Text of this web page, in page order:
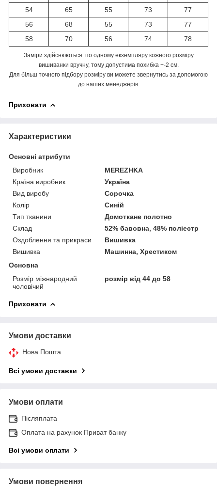
54
65 55 73
77
56
68 55 73
77
58
70 56 74 78
Заміри здійснюються по одному екземпляру кожного розміру
вишиванки вручну, тому допустима похибка +-2 см.
Для більш точного підбору розміру ви можете звернутись за допомогою
до наших менеджерів.
Приховати
Характеристики
Основні атрибути
Виробник
MEREZHKA
Країна виробник
Україна
Вид виробу
Сорочка
Колір
Синій
Тип тканини
Домоткане полотно
Склад
52% бавовна, 48% поліестр
Оздоблення та прикраси
Вишивка
Вишивка
Машинна, Хрестиком
Основна
Розмір міжнародний
чоловічий
розмір від 44 до 58
Приховати
Умови доставки
Нова Пошта
Всі умови доставки
Умови оплати
Післяплата
Оплата на рахунок Приват банку
Всі умови оплати
Умови повернення